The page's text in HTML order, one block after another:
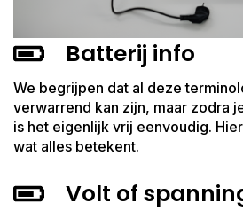
Batterij info
We begrijpen dat al deze
verwarrend kan zijn, maar zodra
is het eigenlijk vrij eenvoudig.
wat alles betekent.
Volt of